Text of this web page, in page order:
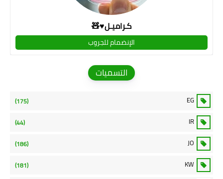
كـراميـل♥🧸
الإنضمام للجروب
التسميات
EG
(175)
IR
(44)
JO
(186)
KW
(181)